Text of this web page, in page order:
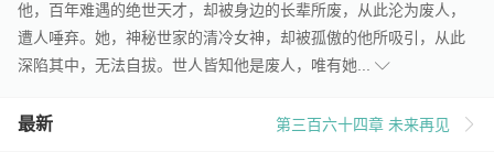
他，百年难遇的绝世天才，却被身边的长辈所废，从此沦为废人，
遭人唾弃。她，神秘世家的清冷女神，却被孤傲的他所吸引，从此
深陷其中，无法自拔。世人皆知他是废人，唯有她...
最新 第三百六十四章 未来再见